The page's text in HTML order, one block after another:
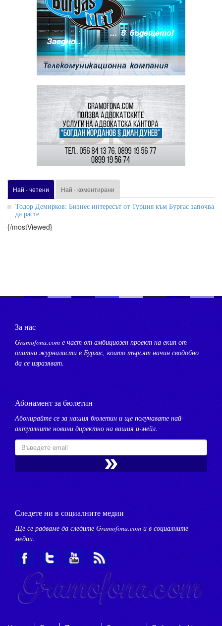
Най - четени Най - коментирани
Тодор Демирков: Бизнес интересът от Турция към Бургас започва
да расте
{/mostViewed}
За нас
Gramofona.com е част от амбициозен проект на екип от
опитни журналисти в Бургас, които търсят начин сводобно
да се изразяват.
Абонамент за бюлетин
Абонирайте се за нашия бюлетин и ще получавате най-
актуалните новини директно на вашия и-мейл.
Следете ни в социалните медии
Ще се радваме да следите Gramofona.com и в социалните
медии.